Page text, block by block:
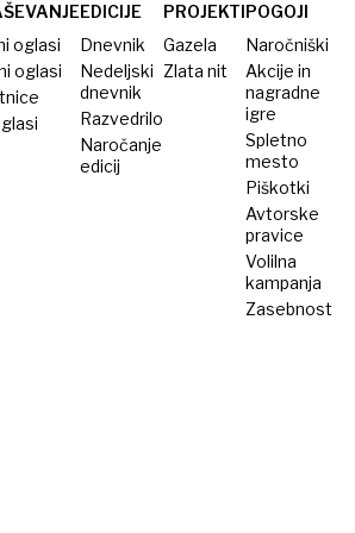
oglasi
oglasi
EDICIJE
Dnevnik
Nedeljski
dnevnik
Razvedrilo
Naročanje
edicij
PROJEKTI
Gazela
Zlata nit
POGOJI
Naročniški
Akcije in
nagradne
igre
Spletno
mesto
Piškotki
Avtorske
pravice
Volilna
kampanja
Zasebnost